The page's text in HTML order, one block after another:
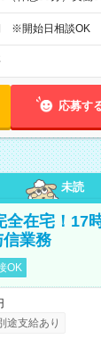
※開始日相談OK
応募す
未読
全在宅！17
業務
OK
途支給あり